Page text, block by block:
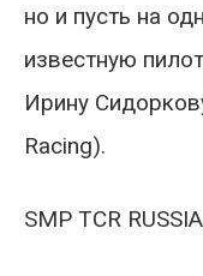
но и пусть на
известную
Ирину
Racing).
SMP TCR RUSSIA